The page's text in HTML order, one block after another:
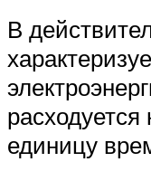
В
единицу